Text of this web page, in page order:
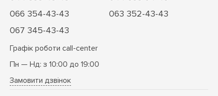
066 354-43-43
063 352-43-43
067 345-43-43
Графік роботи call-center
Пн — Нд: з 10:00 до 19:00
Замовити дзвінок